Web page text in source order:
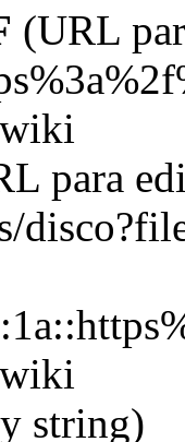
(URL
para
string)